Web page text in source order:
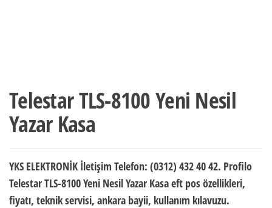
Telestar TLS-8100 Yeni Nesil
Yazar Kasa
YKS ELEKTRONİK İletişim Telefon: (0312) 432 40 42. Profilo
Telestar TLS-8100 Yeni Nesil Yazar Kasa eft pos özellikleri,
fiyatı, teknik servisi, ankara bayii, kullanım kılavuzu.